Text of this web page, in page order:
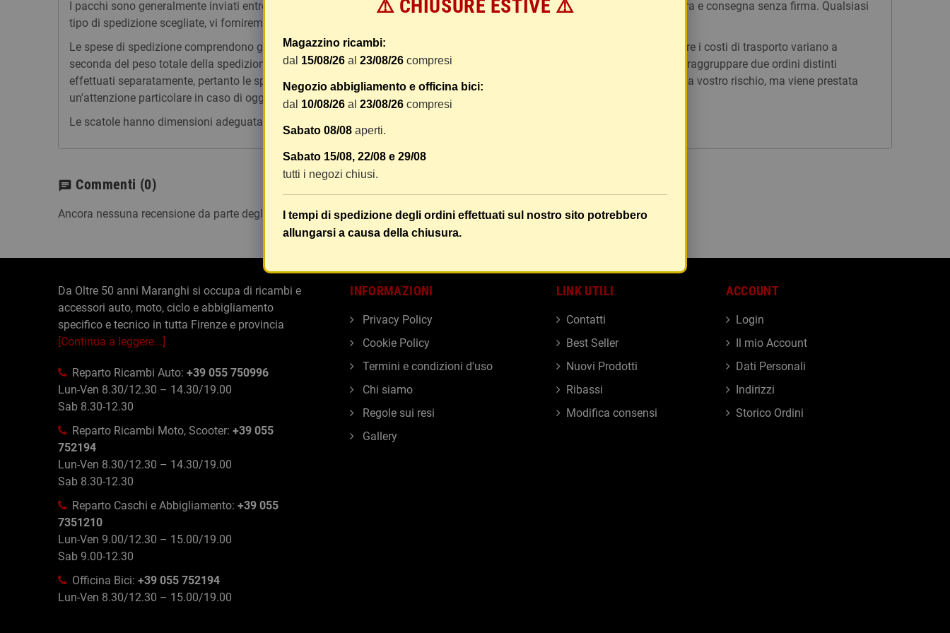
I pacchi sono generalmente inviati entro 2 giorni dal ricevimento del pagamento e vengono spediti tramite BRT con tracciatura e consegna senza firma. Qualsiasi
tipo di spedizione scegliate, vi forniremo un link per tracciare il vostro pacco online.
Le spese di spedizione comprendono gli oneri di gestione e imballaggio e le spese postali. I costi di gestione sono fissi, mentre i costi di trasporto variano a
seconda del peso totale della spedizione. Vi consigliamo di raggruppare i vostri articoli in un unico ordine. Non ci è possibile raggruppare due ordini distinti
effettuati separatamente, pertanto le spese di spedizione saranno addebitate per ognuno di essi. Il vostro pacco sarà inviato a vostro rischio, ma viene prestata
un'attenzione particolare in caso di oggetti fragili.
Le scatole hanno dimensioni adeguatamente ampie e i vostri articoli son ben protetti.
chat Commenti (0)
Ancora nessuna recensione da parte degli utenti.
⚠️ CHIUSURE ESTIVE ⚠️
Magazzino ricambi:
dal 15/08/26 al 23/08/26 compresi
Negozio abbigliamento e officina bici:
dal 10/08/26 al 23/08/26 compresi
Sabato 08/08 aperti.
Sabato 15/08, 22/08 e 29/08
tutti i negozi chiusi.
I tempi di spedizione degli ordini effettuati sul nostro sito potrebbero
allungarsi a causa della chiusura.
Da Oltre 50 anni Maranghi si occupa di ricambi e
accessori auto, moto, ciclo e abbigliamento
specifico e tecnico in tutta Firenze e provincia
[Continua a leggere...]
Reparto Ricambi Auto: +39 055 750996
Lun-Ven 8.30/12.30 – 14.30/19.00
Sab 8.30-12.30
Reparto Ricambi Moto, Scooter: +39 055
752194
Lun-Ven 8.30/12.30 – 14.30/19.00
Sab 8.30-12.30
Reparto Caschi e Abbigliamento: +39 055
7351210
Lun-Ven 9.00/12.30 – 15.00/19.00
Sab 9.00-12.30
Officina Bici: +39 055 752194
Lun-Ven 8.30/12.30 – 15.00/19.00
LINK UTILI
Contatti
Best Seller
Nuovi Prodotti
Ribassi
Modifica consensi
ACCOUNT
Login
Il mio Account
Dati Personali
Indirizzi
Storico Ordini
INFORMAZIONI
Privacy Policy
Cookie Policy
Termini e condizioni d'uso
Chi siamo
Regole sui resi
Gallery